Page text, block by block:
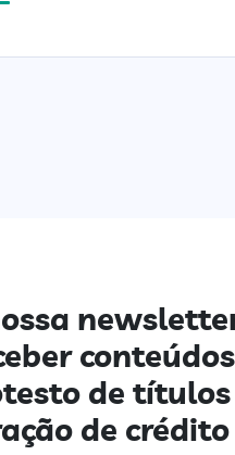
conteúdos
de títulos
de crédito